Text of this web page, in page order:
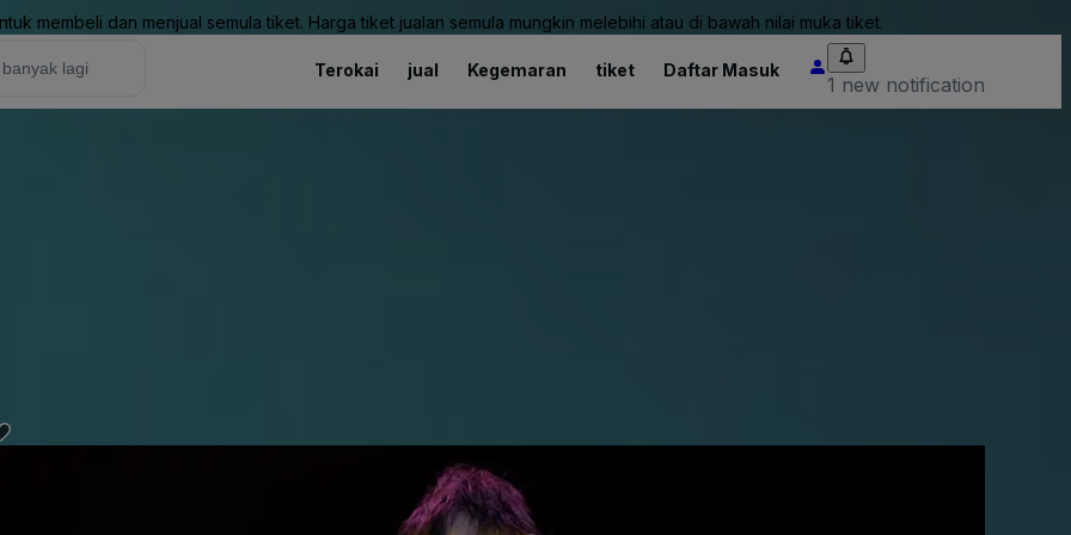
membeli dan menjual semula tiket. Harga tiket jualan semula mungkin melebihi atau di bawah nilai muka tiket.
Terokai jual Kegemaran tiket Daftar Masuk
1 new notification